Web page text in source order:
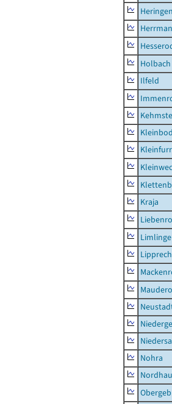
Holbach
Ilfeld
Kraja
Nohra